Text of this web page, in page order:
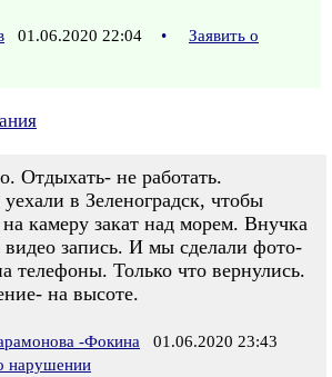
01.06.2020 22:04 •
Заявить о
Отдыхать- не работать.
в Зеленоградск, чтобы
на камеру закат над морем. Внучка
видео запись. И мы сделали фото-
телефоны. Только что вернулись.
на высоте.
-Фокина 01.06.2020 23:43
нарушении